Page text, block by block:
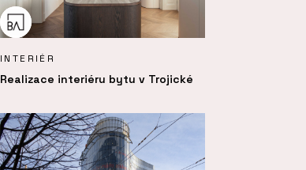
INTERIÉR
Realizace interiéru bytu v Trojické